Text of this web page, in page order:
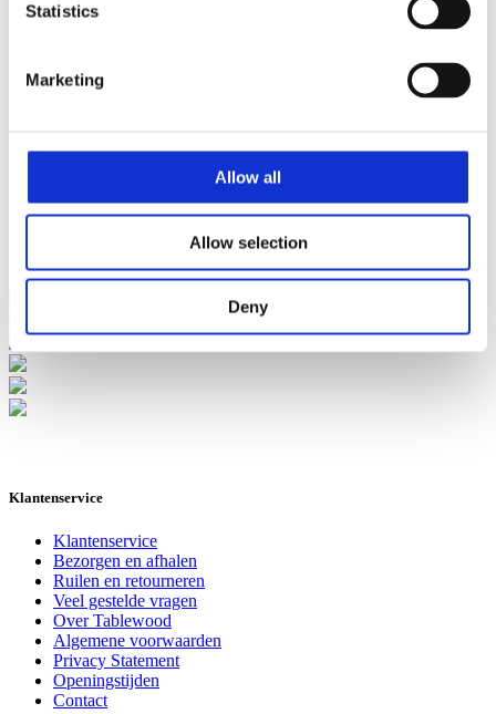
Statistics
Marketing
Allow all
Allow selection
Deny
Onderstellen
Eiken Tafelbladen
Eiken Salontafels
Banken
Suar Houten Banken
Veel klanten kennen Tablewood® van:
Klantenservice
Klantenservice
Bezorgen en afhalen
Ruilen en retourneren
Veel gestelde vragen
Over Tablewood
Algemene voorwaarden
Privacy Statement
Openingstijden
Contact